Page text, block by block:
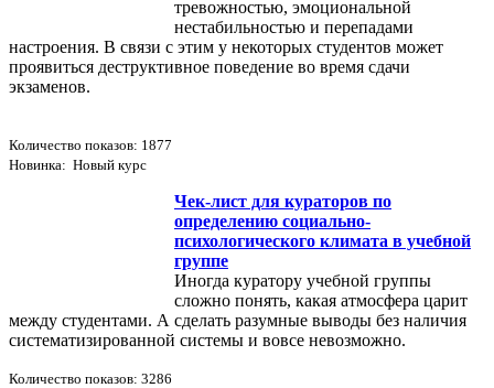
тревожностью, эмоциональной
нестабильностью и перепадами
настроения. В связи с этим у некоторых студентов может
проявиться деструктивное поведение во время сдачи
экзаменов.
Количество показов: 1877
Новинка: Новый курс
Чек-лист для кураторов по
определению социально-
психологического климата в учебной
группе
Иногда куратору учебной группы
сложно понять, какая атмосфера царит
между студентами. А сделать разумные выводы без наличия
систематизированной системы и вовсе невозможно.
Количество показов: 3286